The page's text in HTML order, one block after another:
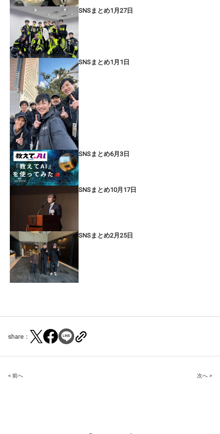
SNSまとめ1月27日
SNSまとめ1月1日
SNSまとめ6月3日
SNSまとめ10月17日
SNSまとめ2月25日
share：
Post
< 前へ 次へ >